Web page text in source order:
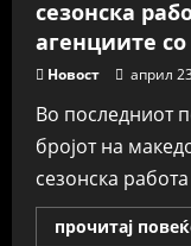
сезонска
агенциите
Новост април
Во последниот
бројот на
сезонска
прочитај